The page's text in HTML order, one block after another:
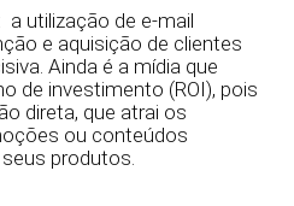
: a utilização de e-mail
e aquisição de clientes
Ainda é a mídia que
de investimento (ROI), pois
direta, que atrai os
ou conteúdos
produtos.